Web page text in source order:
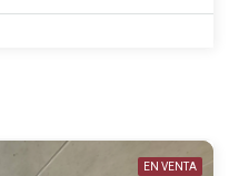
EN VENTA